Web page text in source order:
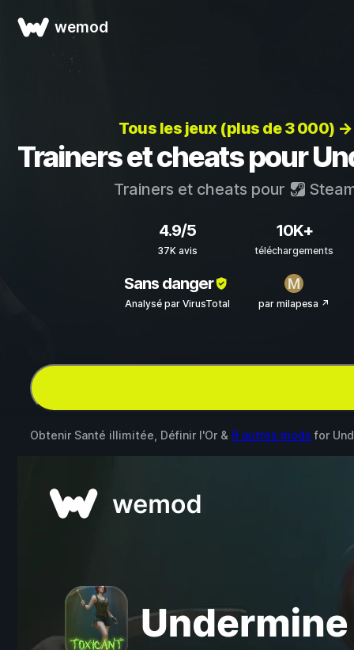
wemod
Tous les jeux (plus de 3 000) →
Trainers et cheats pour
Trainers et cheats pour
4.9/5
37K avis
10K+
téléchargements
Sans danger
Analysé par VirusTotal par milapesa ↗
Obtenir Santé illimitée, Définir l'Or & 9 autres mods for